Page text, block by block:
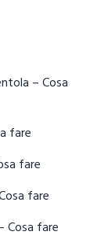
– Cosa
fare
fare
fare
Cosa fare